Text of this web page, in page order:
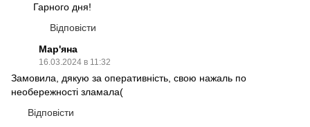
Гарного дня!
Відповісти
Мар'яна
16.03.2024 в 11:32
Замовила, дякую за оперативність, свою нажаль по
необережності зламала(
Відповісти